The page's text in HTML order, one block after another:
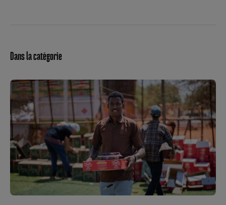
Dans la catégorie